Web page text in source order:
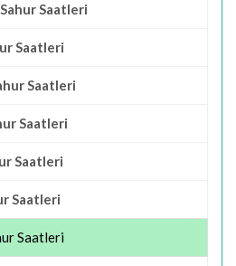
Saatleri
Saatleri
Saatleri
Saatleri
Saatleri
Saatleri
Saatleri